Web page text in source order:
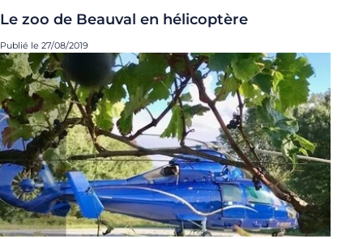
Le zoo de Beauval en hélicoptère
Publié le 27/08/2019